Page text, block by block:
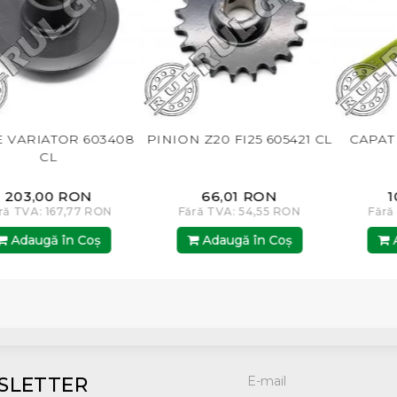
Z20 FI25 605421 CL
66,01 RON
TVA: 54,55 RON
Adaugă în Coş
CAPAT CUTIT 603872 CL
108,00 RON
Fără TVA: 89,26 RON
Adaugă în Coş
Fără